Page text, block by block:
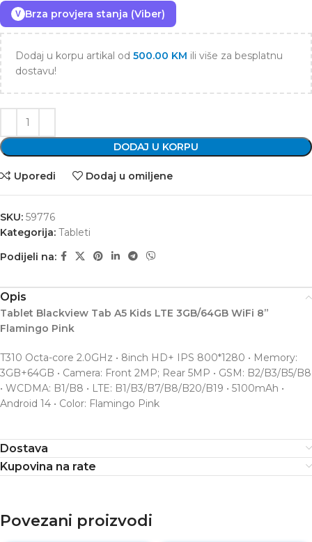
V Brza provjera stanja (Viber)
Dodaj u korpu artikal od 500.00 KM ili više za besplatnu
dostavu!
DODAJ U KORPU
Uporedi Dodaj u omiljene
SKU: 59776
Kategorija: Tableti
Podijeli na:
Opis
Tablet Blackview Tab A5 Kids LTE 3GB/64GB WiFi 8”
Flamingo Pink
T310 Octa-core 2.0GHz • 8inch HD+ IPS 800*1280 • Memory:
3GB+64GB • Camera: Front 2MP; Rear 5MP • GSM: B2/B3/B5/B8
• WCDMA: B1/B8 • LTE: B1/B3/B7/B8/B20/B19 • 5100mAh •
Android 14 • Color: Flamingo Pink
Dostava
Kupovina na rate
Povezani proizvodi